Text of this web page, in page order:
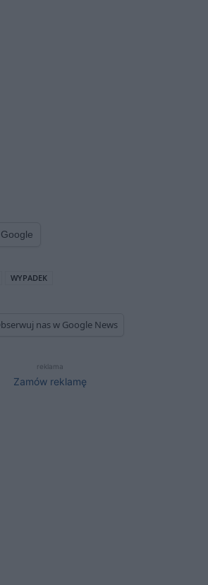
WYPADEK
nas w Google News
reklama
Zamów reklamę